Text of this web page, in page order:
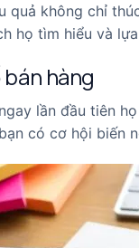
quả không chỉ
họ tìm hiểu và
hàng
lần đầu tiên
có cơ hội biến